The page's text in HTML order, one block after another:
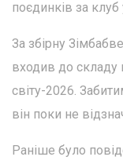
поєдинків за клуб
За збірну
входив до складу
світу-2026.
він поки не
Раніше було